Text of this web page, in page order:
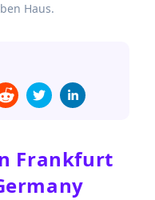
Haus.
Frankfurt